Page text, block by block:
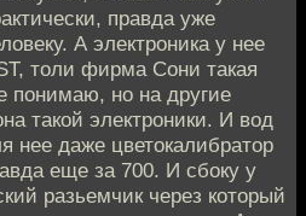
правда уже
А электроника у нее
толи фирма Сони такая
понимаю, но на другие
такой электроники. И вод
нее даже цветокалибратор
еще за 700. И сбоку у
разьемчик через который